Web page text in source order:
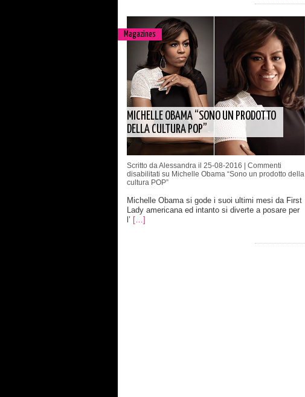
Magazines
MICHELLE OBAMA “SONO UN PRODOTTO
DELLA CULTURA POP”
Scritto da Alessandra il 25-08-2016 | Commenti
disabilitati su Michelle Obama “Sono un prodotto della
cultura POP”
Michelle Obama si gode i suoi ultimi mesi da First
Lady americana ed intanto si diverte a posare per
l’ […]